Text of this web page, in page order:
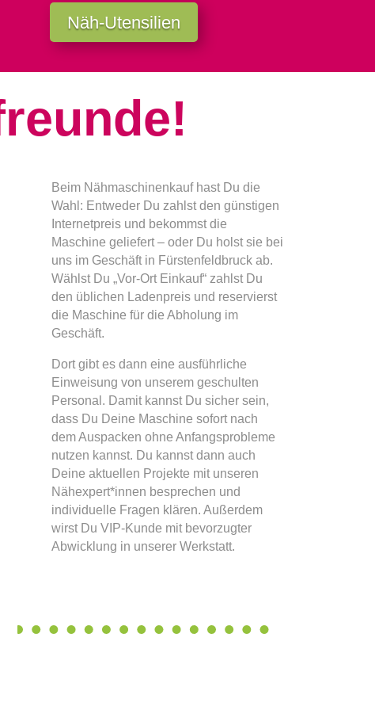
Näh-Utensilien
Beim Nähmaschinenkauf hast Du die
Wahl: Entweder Du zahlst den günstigen
Internetpreis und bekommst die
Maschine geliefert – oder Du holst sie bei
uns im Geschäft in Fürstenfeldbruck ab.
Wählst Du „Vor-Ort Einkauf“ zahlst Du
den üblichen Ladenpreis und reservierst
die Maschine für die Abholung im
Geschäft.
Dort gibt es dann eine ausführliche
Einweisung von unserem geschulten
Personal. Damit kannst Du sicher sein,
dass Du Deine Maschine sofort nach
dem Auspacken ohne Anfangsprobleme
nutzen kannst. Du kannst dann auch
Deine aktuellen Projekte mit unseren
Nähexpert*innen besprechen und
individuelle Fragen klären. Außerdem
wirst Du VIP-Kunde mit bevorzugter
Abwicklung in unserer Werkstatt.